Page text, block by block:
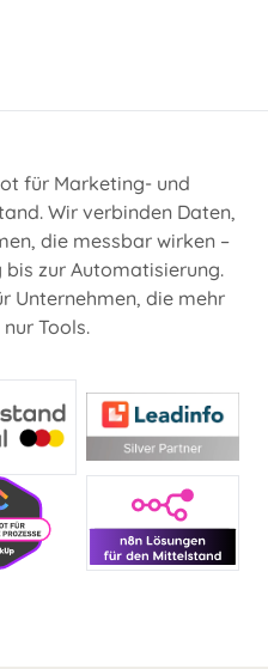
für Marketing- und
Wir verbinden Daten,
die messbar wirken –
zur Automatisierung.
Unternehmen, die mehr
Tools.